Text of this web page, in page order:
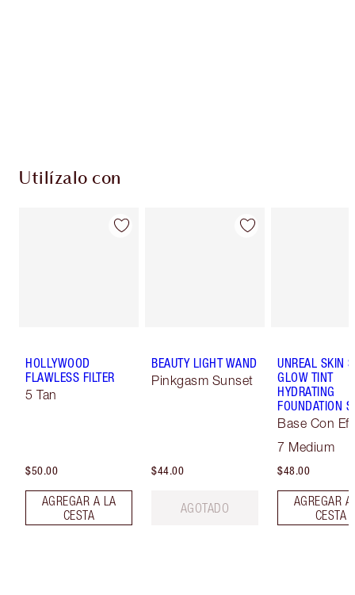
Utilízalo con
HOLLYWOOD
FLAWLESS FILTER
5 Tan
$50.00
AGREGAR A LA
CESTA
BEAUTY LIGHT WAND
Pinkgasm Sunset
$44.00
AGOTADO
UNREAL SKIN
GLOW TINT
HYDRATING
FOUNDATION
Base Con
7 Medium
$48.00
AGREGAR
CESTA